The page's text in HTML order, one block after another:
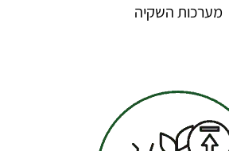
מערכות השקיה